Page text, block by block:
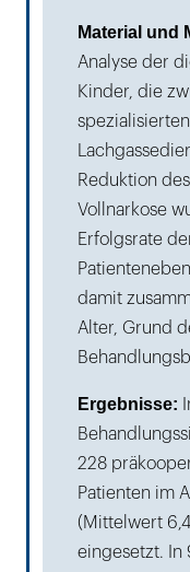
Material und
Analyse der
Kinder, die
Reduktion
Vollnarkose
Erfolgsrate
damit
Alter, Grund
Ergebnisse:
228
Patienten im
(Mittelwert
eingesetzt. In